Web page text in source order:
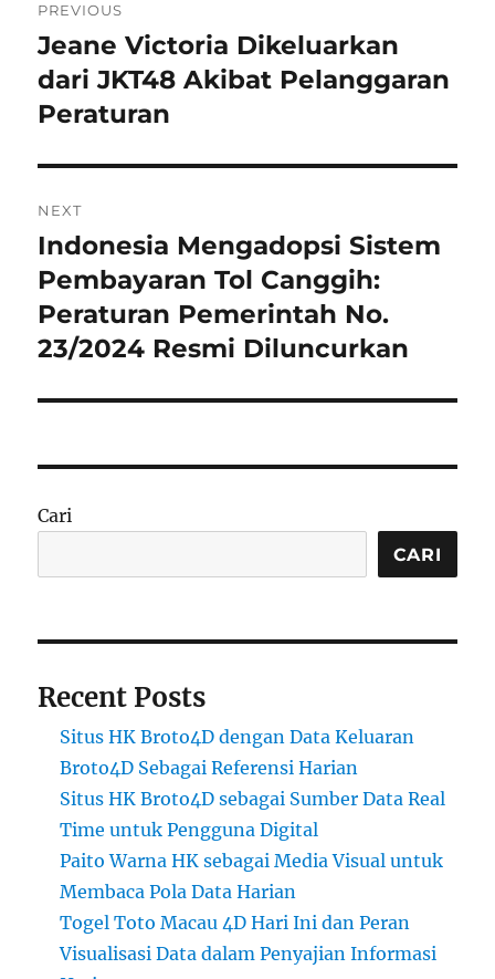
pos
PREVIOUS
Previous
post:
Jeane Victoria Dikeluarkan
dari JKT48 Akibat Pelanggaran
Peraturan
NEXT
Next
post:
Indonesia Mengadopsi Sistem
Pembayaran Tol Canggih:
Peraturan Pemerintah No.
23/2024 Resmi Diluncurkan
Cari
CARI
Recent Posts
Situs HK Broto4D dengan Data Keluaran
Broto4D Sebagai Referensi Harian
Situs HK Broto4D sebagai Sumber Data Real
Time untuk Pengguna Digital
Paito Warna HK sebagai Media Visual untuk
Membaca Pola Data Harian
Togel Toto Macau 4D Hari Ini dan Peran
Visualisasi Data dalam Penyajian Informasi